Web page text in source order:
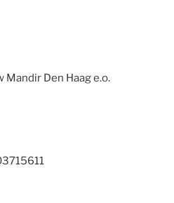
Mandir Den Haag e.o.